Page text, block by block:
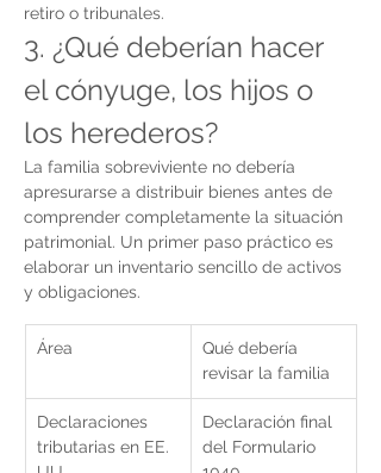
retiro o tribunales.
3. ¿Qué deberían hacer
el cónyuge, los hijos o
los herederos?
La familia sobreviviente no debería
apresurarse a distribuir bienes antes de
comprender completamente la situación
patrimonial. Un primer paso práctico es
elaborar un inventario sencillo de activos
y obligaciones.
Área
Qué debería
revisar la familia
Declaraciones
tributarias en EE.
Declaración final
del Formulario